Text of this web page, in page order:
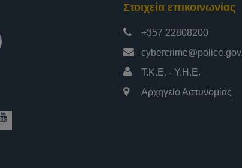
Στοιχεία επικοινωνίας
+357 22808200
Τ.Κ.Ε. - Υ.Η.Ε.
Αρχηγείο Αστυνομίας